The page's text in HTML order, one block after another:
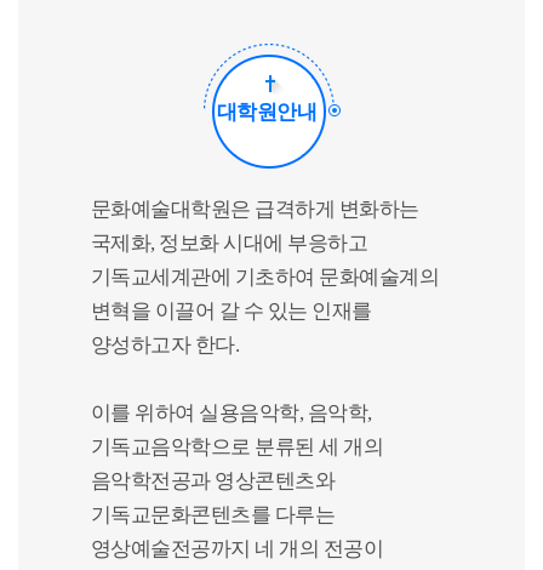
대학원안내
문화예술대학원은 급격하게 변화하는
국제화, 정보화 시대에 부응하고
기독교세계관에 기초하여 문화예술계의
변혁을 이끌어 갈 수 있는 인재를
양성하고자 한다.
이를 위하여 실용음악학, 음악학,
기독교음악학으로 분류된 세 개의
음악학전공과 영상콘텐츠와
기독교문화콘텐츠를 다루는
영상예술전공까지 네 개의 전공이